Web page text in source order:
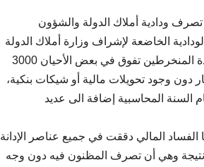
ودادية أملاك الدولة والشؤون
الخاضعة لإشراف وزارة أملاك الدولة
والشؤون العقارية، من ذلك تصرف الودادية في عقارات وكرائها للغير كمنح قروض لفائدة المنخرطين تفوق في بعض الأحيان 3000
خصم 10 بالمائة، فضلا عن قيام المتهم بمعاملات مالية للجمعية تتجاوز 500 دينار دون وجود تحويلات مالية أو شيكات بنكية،
المحاسبية إضافة الى عديد
المالي دققت في جميع عناصر الإدانة
نتيجة وهي أن تصرف المظنون فيه دون وجه